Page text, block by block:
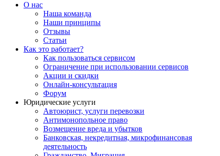
О нас
Наша команда
Наши принципы
Отзывы
Статьи
Как это работает?
Как пользоваться сервисом
Ограничение при использовании сервисов
Акции и скидки
Онлайн-консультация
Форум
Юридические услуги
Автоюрист, услуги перевозки
Антимонопольное право
Возмещение вреда и убытков
Банковская, некредитная, микрофинансовая
деятельность